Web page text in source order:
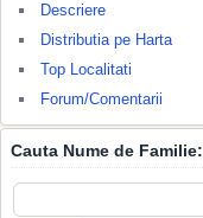
Descriere
Distributia pe Harta
Top Localitati
Forum/Comentarii
Cauta Nume de Familie: